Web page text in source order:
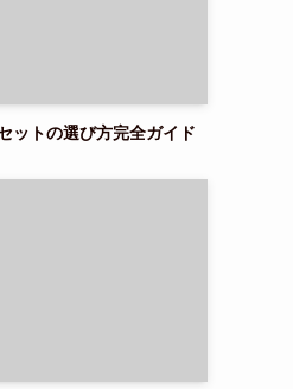
ットの選び方完全ガイド